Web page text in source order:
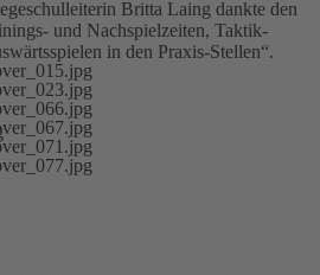
Britta Laing dankte den
und Nachspielzeiten, Taktik-
in den Praxis-Stellen“.